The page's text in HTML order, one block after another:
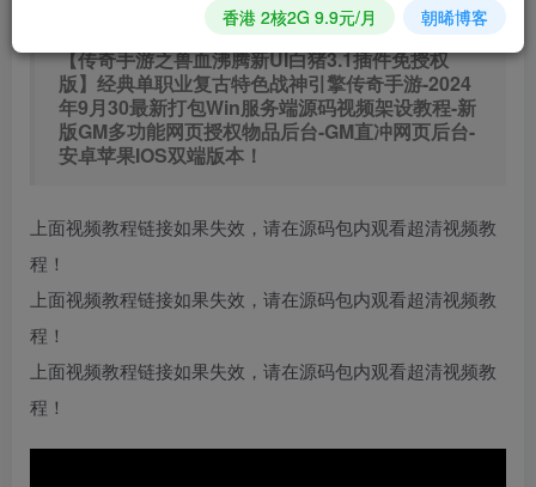
【传奇手游之兽血沸腾新UI白猪3.1插件免授权
版】经典单职业复古特色战神引擎传奇手游-2024
年9月30最新打包Win服务端源码视频架设教程-新
版GM多功能网页授权物品后台-GM直冲网页后台-
安卓苹果IOS双端版本！
上面视频教程链接如果失效，请在源码包内观看超清视频教
程！
上面视频教程链接如果失效，请在源码包内观看超清视频教
程！
上面视频教程链接如果失效，请在源码包内观看超清视频教
程！
香港 2核2G 9.9元/月 朝晞博客